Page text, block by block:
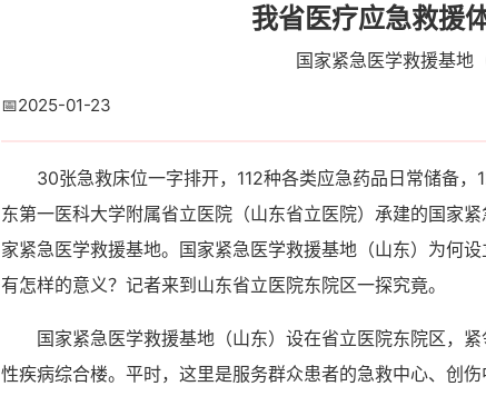
我省医疗应急救援
国家紧急医学救援基地
📅2025-01-23
30张急救床位一字排开，112种各类应急药品日常储备
东第一医科大学附属省立医院（山东省立医院）承建的国家
家紧急医学救援基地。国家紧急医学救援基地（山东）为何
有怎样的意义？记者来到山东省立医院东院区一探究竟。
国家紧急医学救援基地（山东）设在省立医院东院区，
性疾病综合楼。平时，这里是服务群众患者的急救中心、创